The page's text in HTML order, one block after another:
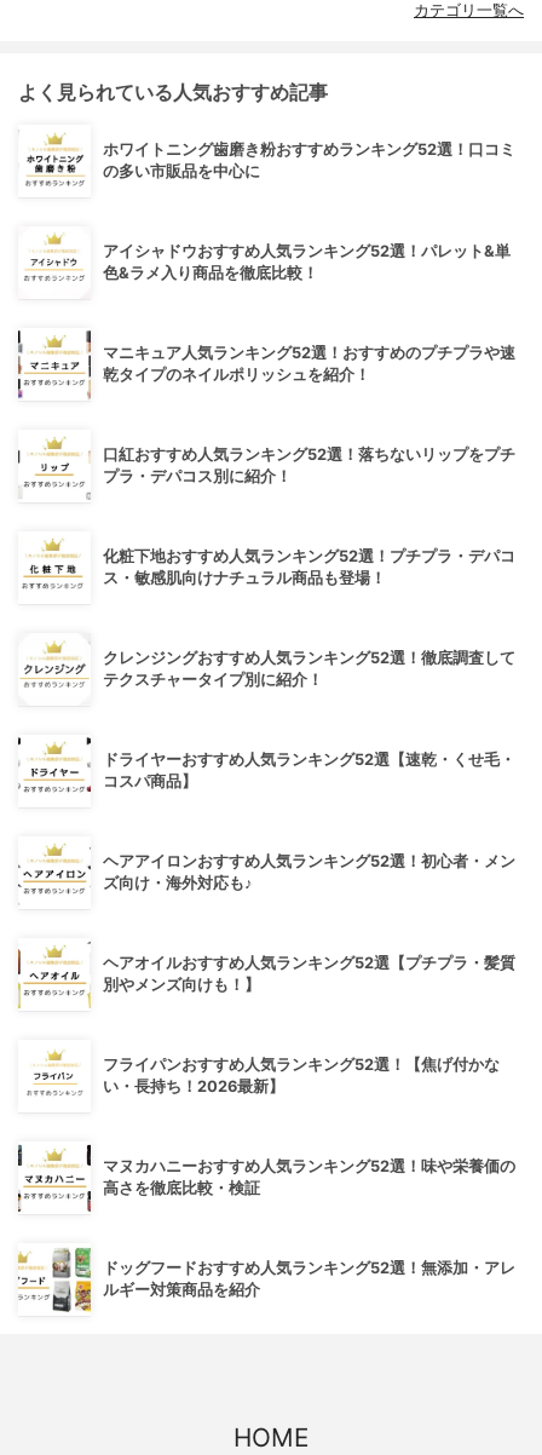
カテゴリ一覧へ
よく見られている人気おすすめ記事
ホワイトニング歯磨き粉おすすめランキング52選！口コミ
の多い市販品を中心に
アイシャドウおすすめ人気ランキング52選！パレット&単
色&ラメ入り商品を徹底比較！
マニキュア人気ランキング52選！おすすめのプチプラや速
乾タイプのネイルポリッシュを紹介！
口紅おすすめ人気ランキング52選！落ちないリップをプチ
プラ・デパコス別に紹介！
化粧下地おすすめ人気ランキング52選！プチプラ・デパコ
ス・敏感肌向けナチュラル商品も登場！
クレンジングおすすめ人気ランキング52選！徹底調査して
テクスチャータイプ別に紹介！
ドライヤーおすすめ人気ランキング52選【速乾・くせ毛・
コスパ商品】
ヘアアイロンおすすめ人気ランキング52選！初心者・メン
ズ向け・海外対応も♪
ヘアオイルおすすめ人気ランキング52選【プチプラ・髪質
別やメンズ向けも！】
フライパンおすすめ人気ランキング52選！【焦げ付かな
い・長持ち！2026最新】
マヌカハニーおすすめ人気ランキング52選！味や栄養価の
高さを徹底比較・検証
ドッグフードおすすめ人気ランキング52選！無添加・アレ
ルギー対策商品を紹介
HOME